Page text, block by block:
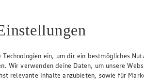
Ulf-U. Plath
Technologien ein, um dir ein bestmögliches
Wir verwenden deine Daten, um unsere
relevante Inhalte anzubieten, sowie für